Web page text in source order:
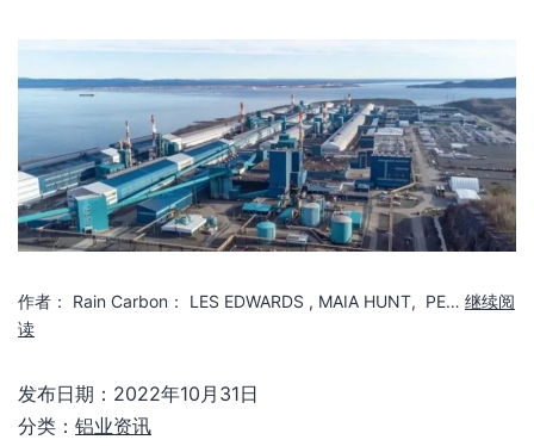
作者： Rain Carbon： LES EDWARDS , MAIA HUNT, PE… 继续阅
读
发布日期： 2022年10月31日
分类： 铝业资讯